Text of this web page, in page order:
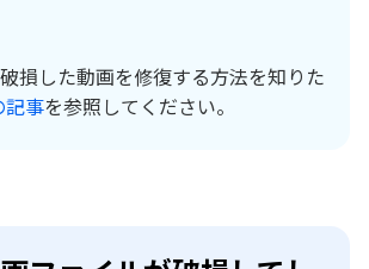
損した動画を修復する方法を知りた
記事を参照してください。